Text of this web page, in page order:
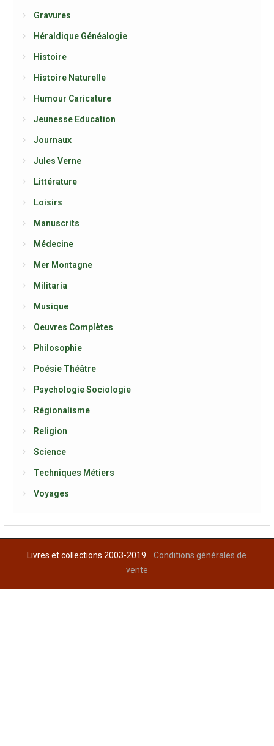
Gravures
Héraldique Généalogie
Histoire
Histoire Naturelle
Humour Caricature
Jeunesse Education
Journaux
Jules Verne
Littérature
Loisirs
Manuscrits
Médecine
Mer Montagne
Militaria
Musique
Oeuvres Complètes
Philosophie
Poésie Théâtre
Psychologie Sociologie
Régionalisme
Religion
Science
Techniques Métiers
Voyages
Livres et collections 2003-2019Conditions générales de
vente